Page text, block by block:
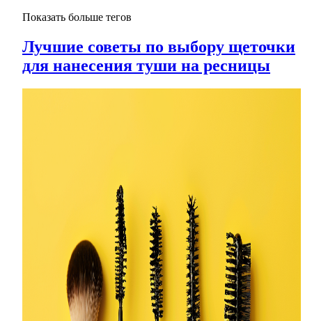
Показать больше тегов
Лучшие советы по выбору щеточки
для нанесения туши на ресницы